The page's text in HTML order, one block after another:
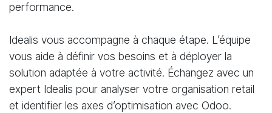
performance.
Idealis vous accompagne à chaque étape. L’équipe
vous aide à définir vos besoins et à déployer la
solution adaptée à votre activité. Échangez avec un
expert Idealis pour analyser votre organisation retail
et identifier les axes d’optimisation avec Odoo.